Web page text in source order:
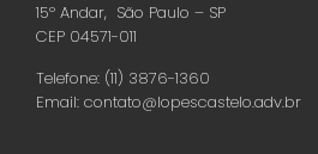
15º Andar, São Paulo – SP
CEP 04571-011
Telefone: (11) 3876-1360
Email: contato@lopescastelo.adv.br